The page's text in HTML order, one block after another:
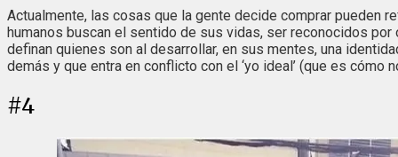
Actualmente, las cosas que la gente decide comprar pueden
humanos buscan el sentido de sus vidas, ser reconocidos
definan quienes son al desarrollar, en sus mentes, una
demás y que entra en conflicto con el ‘yo ideal’ (que es
#4